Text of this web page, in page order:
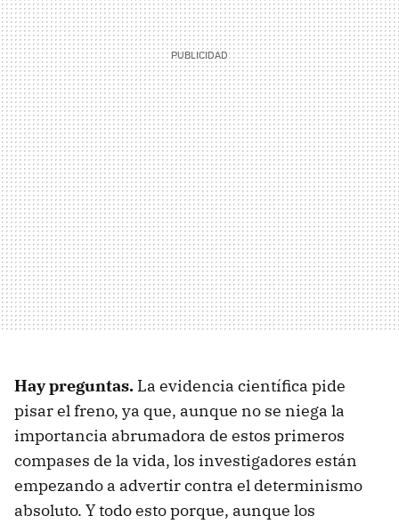
Hay preguntas. La evidencia científica pide
pisar el freno, ya que, aunque no se niega la
importancia abrumadora de estos primeros
compases de la vida, los investigadores están
empezando a advertir contra el determinismo
absoluto. Y todo esto porque, aunque los